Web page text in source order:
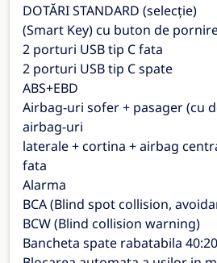
DOTĂRI STANDARD (selecție)
(Smart Key) cu buton de
2 porturi USB tip C fata
2 porturi USB tip C spate
ABS+EBD
Airbag-uri sofer + pasager (cu
airbag-uri
laterale + cortina + airbag
fata
Alarma
BCA (Blind spot collision,
BCW (Blind collision warning)
Bancheta spate rabatabila